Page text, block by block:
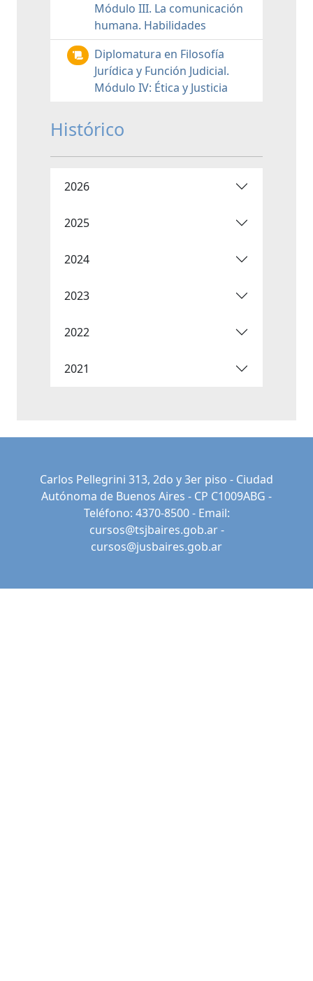
Módulo III. La comunicación
humana. Habilidades
Diplomatura en Filosofía
Jurídica y Función Judicial.
Módulo IV: Ética y Justicia
Histórico
2026
2025
2024
2023
2022
2021
Carlos Pellegrini 313, 2do y 3er piso - Ciudad
Autónoma de Buenos Aires - CP C1009ABG -
Teléfono: 4370-8500 - Email:
cursos@tsjbaires.gob.ar-
cursos@jusbaires.gob.ar